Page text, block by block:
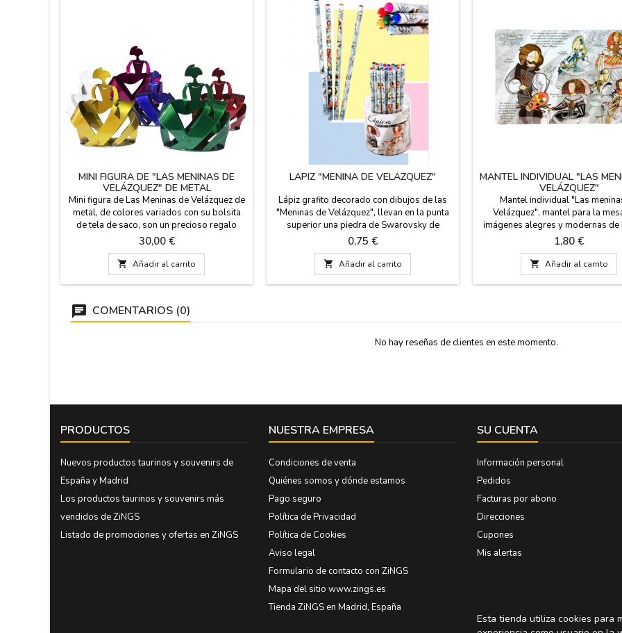
MINI FIGURA DE "LAS MENINAS DE
VELÁZQUEZ" DE METAL
Mini figura de Las Meninas de Velázquez de
metal, de colores variados con su bolsita
de tela de saco, son un precioso regalo
para eventos, cumpleaños y coleccionistas
de Meninas. Están hechas de forma artesana
en metal, lacado al horno. Hecho en España.
Medida: 9 cm. de alto x 8 cm. de largo x 2,7
cm. de ancho.
Precio
30,00 €
 Añadir al carrito
LÁPIZ "MENINA DE VELÁZQUEZ"
Lápiz grafito decorado con dibujos de las
"Meninas de Velázquez", llevan en la punta
superior una piedra de Swarovsky de
colores variados. SE VENDE POR UNIDAD,
EL PRECIO ES DE UN LAPICERO. Medidas:
18 cm de largo
Precio
0,75 €
 Añadir al carrito
MANTEL INDIVIDUAL "LAS
VELÁZQUEZ"
Mantel individual "Las
Velázquez", mantel para la
imágenes alegres y modernas de
de Velázquez y las Meninas de
cuadro. Es de plástico y lavable.
por UNIDAD. Tiene unas
28 cm.
Precio
1,80 €
 Añadir al carrito
COMENTARIOS (0)
No hay reseñas de clientes en este momento.
PRODUCTOS
Nuevos productos taurinos y souvenirs de
España y Madrid
Los productos taurinos y souvenirs más
vendidos de ZiNGS
Listado de promociones y ofertas en ZiNGS
NUESTRA EMPRESA
Condiciones de venta
Quiénes somos y dónde estamos
Pago seguro
Política de Privacidad
Política de Cookies
Aviso legal
Formulario de contacto con ZiNGS
Mapa del sitio www.zings.es
Tienda ZiNGS en Madrid, España
SU CUENTA
Información personal
Pedidos
Facturas por abono
Direcciones
Cupones
Mis alertas
Esta tienda utiliza cookies para